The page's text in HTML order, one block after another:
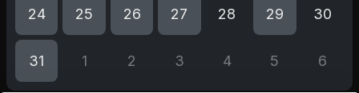
24 25 26 27 28 29 30
31 1 2 3 4 5 6